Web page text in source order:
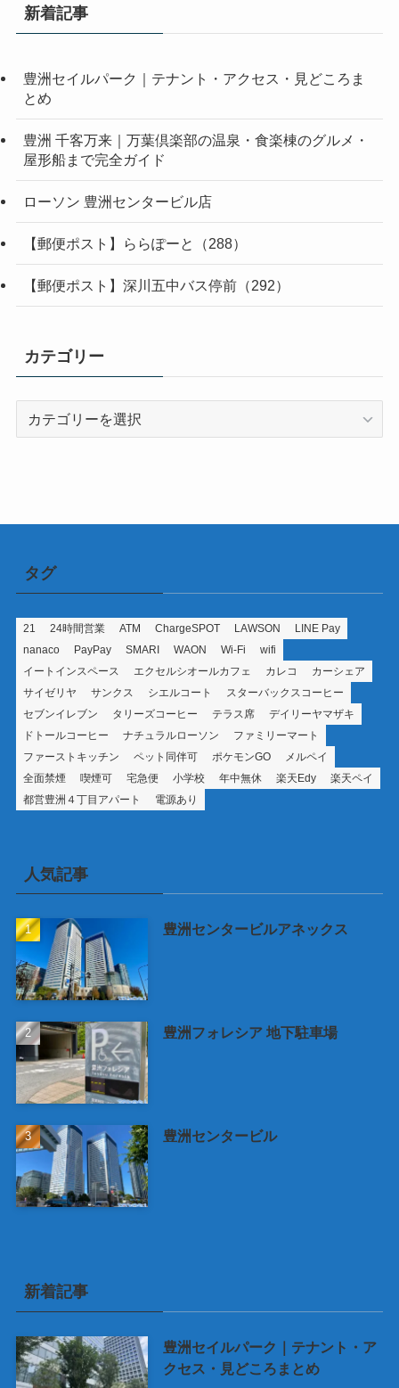
新着記事
豊洲セイルパーク｜テナント・アクセス・見どころま
とめ
豊洲 千客万来｜万葉倶楽部の温泉・食楽棟のグルメ・
屋形船まで完全ガイド
ローソン 豊洲センタービル店
【郵便ポスト】ららぽーと（288）
【郵便ポスト】深川五中バス停前（292）
カテゴリー
タグ
21 24時間営業 ATM ChargeSPOT LAWSON
LINE Pay
nanaco
PayPay SMARI WAON Wi-Fi
wifi
イートインスペース
エクセルシオールカフェ カレコ
カーシェア
サイゼリヤ
サンクス シエルコート
スターバックスコーヒー
セブンイレブン
タリーズコーヒー テラス席
デイリーヤマザキ
ドトールコーヒー
ナチュラルローソン
ファミリーマート
ファーストキッチン
ペット同伴可 ポケモンGO
メルペイ
全面禁煙
喫煙可 宅急便 小学校 年中無休 楽天Edy
楽天ペイ
都営豊洲４丁目アパート
電源あり
人気記事
豊洲センタービルアネックス
豊洲フォレシア 地下駐車場
豊洲センタービル
新着記事
豊洲セイルパーク｜テナント・ア
クセス・見どころまとめ